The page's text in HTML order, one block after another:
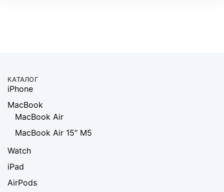
КАТАЛОГ
iPhone
MacBook
MacBook Air
MacBook Air 15″ M5
Watch
iPad
AirPods